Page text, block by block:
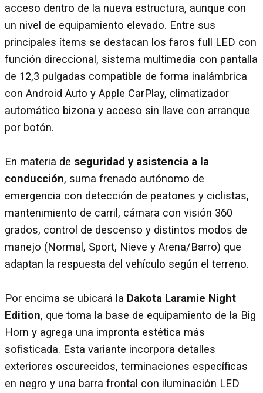
acceso dentro de la nueva estructura, aunque con
un nivel de equipamiento elevado. Entre sus
principales ítems se destacan los faros full LED con
función direccional, sistema multimedia con pantalla
de 12,3 pulgadas compatible de forma inalámbrica
con Android Auto y Apple CarPlay, climatizador
automático bizona y acceso sin llave con arranque
por botón.
En materia de seguridad y asistencia a la
conducción, suma frenado autónomo de
emergencia con detección de peatones y ciclistas,
mantenimiento de carril, cámara con visión 360
grados, control de descenso y distintos modos de
manejo (Normal, Sport, Nieve y Arena/Barro) que
adaptan la respuesta del vehículo según el terreno.
Por encima se ubicará la Dakota Laramie Night
Edition, que toma la base de equipamiento de la Big
Horn y agrega una impronta estética más
sofisticada. Esta variante incorpora detalles
exteriores oscurecidos, terminaciones específicas
en negro y una barra frontal con iluminación LED